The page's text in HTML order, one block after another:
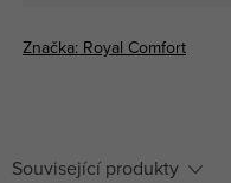
Značka: Royal Comfort
Související produkty